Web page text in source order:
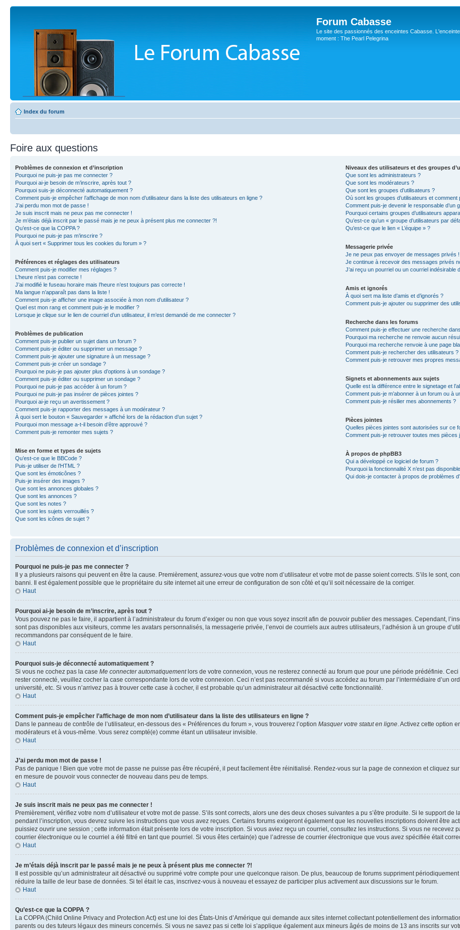
Forum Cabasse
Le site des passionnés des enceintes Cabasse.
moment : The Pearl Pelegrina
Index du forum
Foire aux questions
Problèmes de connexion et d’inscription
Pourquoi ne puis-je pas me connecter ?
Pourquoi ai-je besoin de m’inscrire, après tout ?
Pourquoi suis-je déconnecté automatiquement ?
Comment puis-je empêcher l’affichage de mon nom d’utilisateur dans la liste des utilisateurs en ligne ?
J’ai perdu mon mot de passe !
Je suis inscrit mais ne peux pas me connecter !
Je m’étais déjà inscrit par le passé mais je ne peux à présent plus me connecter ?!
Qu’est-ce que la COPPA ?
Pourquoi ne puis-je pas m’inscrire ?
À quoi sert « Supprimer tous les cookies du forum » ?
Préférences et réglages des utilisateurs
Comment puis-je modifier mes réglages ?
L’heure n’est pas correcte !
J’ai modifié le fuseau horaire mais l’heure n’est toujours pas correcte !
Ma langue n’apparaît pas dans la liste !
Comment puis-je afficher une image associée à mon nom d’utilisateur ?
Quel est mon rang et comment puis-je le modifier ?
Lorsque je clique sur le lien de courriel d’un utilisateur, il m’est demandé de me connecter ?
Problèmes de publication
Comment puis-je publier un sujet dans un forum ?
Comment puis-je éditer ou supprimer un message ?
Comment puis-je ajouter une signature à un message ?
Comment puis-je créer un sondage ?
Pourquoi ne puis-je pas ajouter plus d’options à un sondage ?
Comment puis-je éditer ou supprimer un sondage ?
Pourquoi ne puis-je pas accéder à un forum ?
Pourquoi ne puis-je pas insérer de pièces jointes ?
Pourquoi ai-je reçu un avertissement ?
Comment puis-je rapporter des messages à un modérateur ?
À quoi sert le bouton « Sauvegarder » affiché lors de la rédaction d’un sujet ?
Pourquoi mon message a-t-il besoin d’être approuvé ?
Comment puis-je remonter mes sujets ?
Mise en forme et types de sujets
Qu’est-ce que le BBCode ?
Puis-je utiliser de l’HTML ?
Que sont les émoticônes ?
Puis-je insérer des images ?
Que sont les annonces globales ?
Que sont les annonces ?
Que sont les notes ?
Que sont les sujets verrouillés ?
Que sont les icônes de sujet ?
Niveaux des utilisateurs et des groupes
Que sont les administrateurs ?
Que sont les modérateurs ?
Que sont les groupes d’utilisateurs ?
Où sont les groupes d’utilisateurs et comment
Comment puis-je devenir le responsable d’un
Pourquoi certains groupes d’utilisateurs
Qu’est-ce qu’un « groupe d’utilisateurs par
Qu’est-ce que le lien « L’équipe » ?
Messagerie privée
Je ne peux pas envoyer de messages privés !
Je continue à recevoir des messages privés
J’ai reçu un pourriel ou un courriel indésirable
Amis et ignorés
À quoi sert ma liste d’amis et d’ignorés ?
Comment puis-je ajouter ou supprimer des
Recherche dans les forums
Comment puis-je effectuer une recherche
Pourquoi ma recherche ne renvoie aucun
Pourquoi ma recherche renvoie à une page
Comment puis-je rechercher des utilisateurs ?
Comment puis-je retrouver mes propres
Signets et abonnements aux sujets
Quelle est la différence entre le signetage et
Comment puis-je m’abonner à un forum ou à
Comment puis-je résilier mes abonnements ?
Pièces jointes
Quelles pièces jointes sont autorisées sur ce
Comment puis-je retrouver toutes mes pièces
À propos de phpBB3
Qui a développé ce logiciel de forum ?
Pourquoi la fonctionnalité X n’est pas
Qui dois-je contacter à propos de problèmes
Problèmes de connexion et d’inscription
Pourquoi ne puis-je pas me connecter ?
Il y a plusieurs raisons qui peuvent en être la cause. Premièrement, assurez-vous que votre nom d’utilisateur et votre mot de passe soient corrects. S’ils le sont,
banni. Il est également possible que le propriétaire du site internet ait une erreur de configuration de son côté et qu’il soit nécessaire de la corriger.
Haut
Pourquoi ai-je besoin de m’inscrire, après tout ?
Vous pouvez ne pas le faire, il appartient à l’administrateur du forum d’exiger ou non que vous soyez inscrit afin de pouvoir publier des messages. Cependant,
sont pas disponibles aux visiteurs, comme les avatars personnalisés, la messagerie privée, l’envoi de courriels aux autres utilisateurs, l’adhésion à un groupe
recommandons par conséquent de le faire.
Haut
Pourquoi suis-je déconnecté automatiquement ?
Si vous ne cochez pas la case Me connecter automatiquementlors de votre connexion, vous ne resterez connecté au forum que pour une période prédéfinie.
rester connecté, veuillez cocher la case correspondante lors de votre connexion. Ceci n’est pas recommandé si vous accédez au forum par l’intermédiaire d’un
université, etc. Si vous n’arrivez pas à trouver cette case à cocher, il est probable qu’un administrateur ait désactivé cette fonctionnalité.
Haut
Comment puis-je empêcher l’affichage de mon nom d’utilisateur dans la liste des utilisateurs en ligne ?
Dans le panneau de contrôle de l’utilisateur, en-dessous des « Préférences du forum », vous trouverez l’option Masquer votre statut en ligne. Activez cette option
modérateurs et à vous-même. Vous serez compté(e) comme étant un utilisateur invisible.
Haut
J’ai perdu mon mot de passe !
Pas de panique ! Bien que votre mot de passe ne puisse pas être récupéré, il peut facilement être réinitialisé. Rendez-vous sur la page de connexion et cliquez sur
en mesure de pouvoir vous connecter de nouveau dans peu de temps.
Haut
Je suis inscrit mais ne peux pas me connecter !
Premièrement, vérifiez votre nom d’utilisateur et votre mot de passe. S’ils sont corrects, alors une des deux choses suivantes a pu s’être produite. Si le support
pendant l’inscription, vous devrez suivre les instructions que vous avez reçues. Certains forums exigeront également que les nouvelles inscriptions doivent être
puissiez ouvrir une session ; cette information était présente lors de votre inscription. Si vous aviez reçu un courriel, consultez les instructions. Si vous ne
courrier électronique ou le courriel a été filtré en tant que pourriel. Si vous êtes certain(e) que l’adresse de courrier électronique que vous avez spécifiée était
Haut
Je m’étais déjà inscrit par le passé mais je ne peux à présent plus me connecter ?!
Il est possible qu’un administrateur ait désactivé ou supprimé votre compte pour une quelconque raison. De plus, beaucoup de forums suppriment
réduire la taille de leur base de données. Si tel était le cas, inscrivez-vous à nouveau et essayez de participer plus activement aux discussions sur le forum.
Haut
Qu’est-ce que la COPPA ?
La COPPA (Child Online Privacy and Protection Act) est une loi des États-Unis d’Amérique qui demande aux sites internet collectant potentiellement des
parents ou des tuteurs légaux des mineurs concernés. Si vous ne savez pas si cette loi s’applique également aux mineurs âgés de moins de 13 ans inscrits sur